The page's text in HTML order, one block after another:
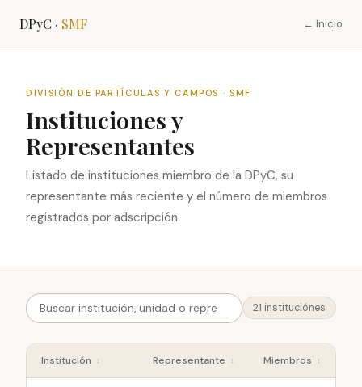
DPyC · SMF ← Inicio
DIVISIÓN DE PARTÍCULAS Y CAMPOS · SMF
Instituciones y
Representantes
Listado de instituciones miembro de la DPyC, su
representante más reciente y el número de miembros
registrados por adscripción.
21 instituciónes
Institución ↕ Representante ↕ Miembros ↕